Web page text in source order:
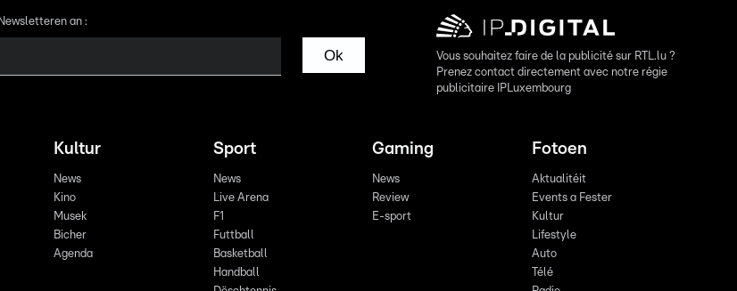
an :
Ok
Vous souhaitez faire de la publicité sur RTL.lu ?
Prenez contact directement avec notre régie
publicitaire IPLuxembourg
Kultur
News
Kino
Musek
Bicher
Agenda
Sport
News
Live Arena
F1
Futtball
Basketball
Handball
Gaming
News
Review
E-sport
Fotoen
Aktualitéit
Events a Fester
Kultur
Lifestyle
Auto
Télé